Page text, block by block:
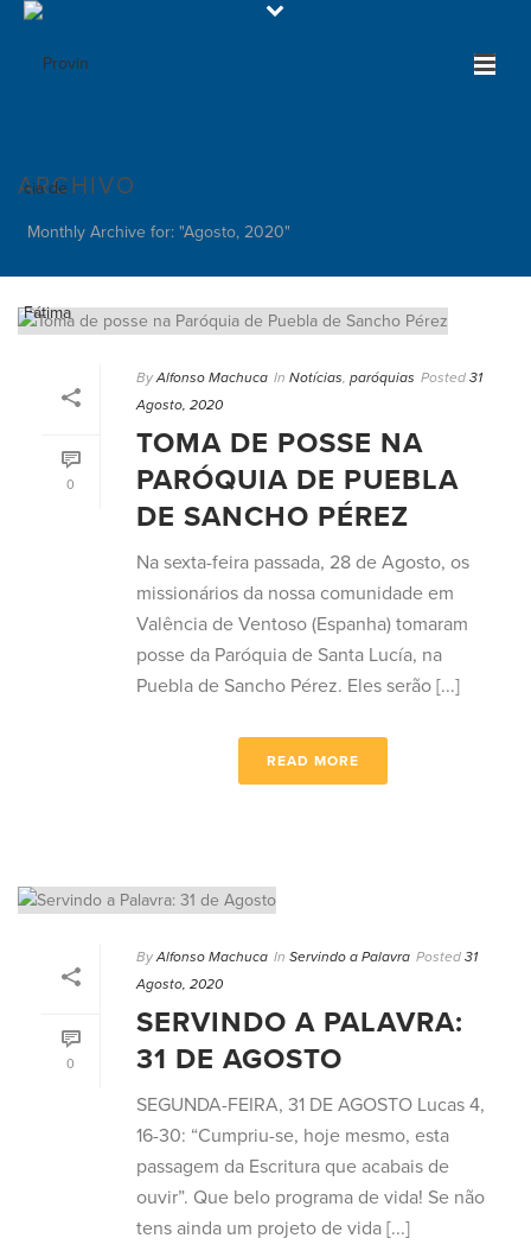
ARCHIVO
Monthly Archive for: "Agosto, 2020"
0
By Alfonso Machuca In Notícias, paróquias Posted 31
Agosto, 2020
TOMA DE POSSE NA
PARÓQUIA DE PUEBLA
DE SANCHO PÉREZ
Na sexta-feira passada, 28 de Agosto, os
missionários da nossa comunidade em
Valência de Ventoso (Espanha) tomaram
posse da Paróquia de Santa Lucía, na
Puebla de Sancho Pérez. Eles serão [...]
READ MORE
0
By Alfonso Machuca In Servindo a Palavra Posted 31
Agosto, 2020
SERVINDO A PALAVRA:
31 DE AGOSTO
SEGUNDA-FEIRA, 31 DE AGOSTO Lucas 4,
16-30: “Cumpriu-se, hoje mesmo, esta
passagem da Escritura que acabais de
ouvir”. Que belo programa de vida! Se não
tens ainda um projeto de vida [...]